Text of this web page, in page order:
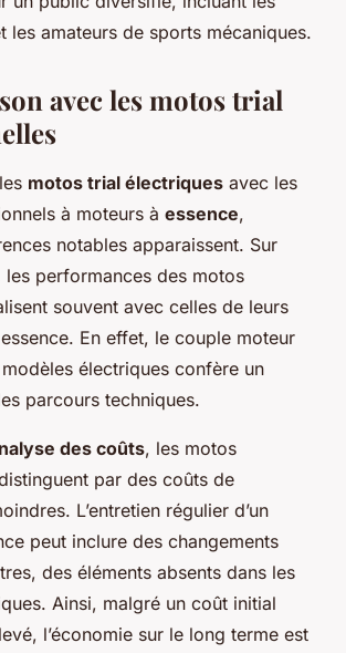
les amateurs de sports mécaniques.
avec les motos trial
motos trial électriques avec les
à moteurs à essence,
notables apparaissent. Sur
les performances des motos
souvent avec celles de leurs
En effet, le couple moteur
électriques confère un
parcours techniques.
des coûts, les motos
par des coûts de
L’entretien régulier d’un
peut inclure des changements
des éléments absents dans les
Ainsi, malgré un coût initial
l’économie sur le long terme est